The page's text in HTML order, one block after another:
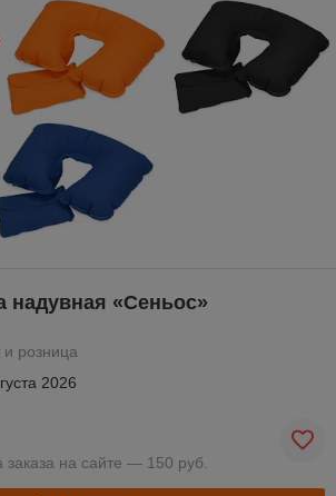
«Сеньос»
и розница
2026
на сайте — 150 руб.